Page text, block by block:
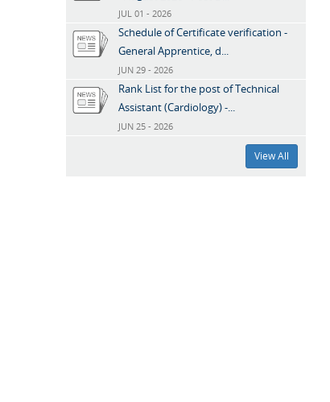
JUL 01 - 2026
Schedule of Certificate verification -
General Apprentice, d...
JUN 29 - 2026
Rank List for the post of Technical
Assistant (Cardiology) -...
JUN 25 - 2026
View All